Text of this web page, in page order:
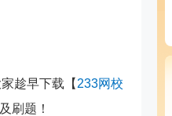
趁早下载【 233网校
刷题！